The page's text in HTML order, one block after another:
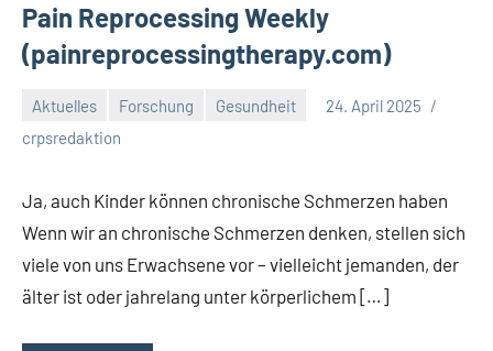
Pain Reprocessing Weekly
(painreprocessingtherapy.com)
Aktuelles Forschung Gesundheit
24. April 2025
crpsredaktion
Keine
Ja, auch Kinder können chronische Schmerzen haben
Wenn wir an chronische Schmerzen denken, stellen sich
viele von uns Erwachsene vor – vielleicht jemanden, der
älter ist oder jahrelang unter körperlichem […]